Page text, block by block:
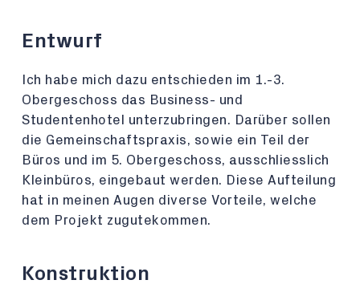
Entwurf
Ich habe mich dazu entschieden im 1.-3.
Obergeschoss das Business- und
Studentenhotel unterzubringen. Darüber sollen
die Gemeinschaftspraxis, sowie ein Teil der
Büros und im 5. Obergeschoss, ausschliesslich
Kleinbüros, eingebaut werden. Diese Aufteilung
hat in meinen Augen diverse Vorteile, welche
dem Projekt zugutekommen.
Konstruktion